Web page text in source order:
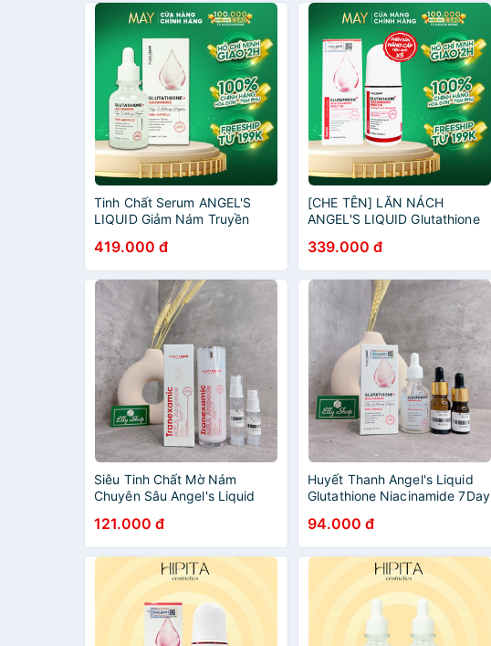
Tinh Chất Serum ANGEL'S
LIQUID Giảm Nám Truyền
Niacinamide 700V-Ampoule
30ml
419.000 đ
[CHE TÊN] LĂN NÁCH
ANGEL'S LIQUID Glutathione
Deodorant Mờ Thâm, Dưỡng
Trắng Da 60ml
339.000 đ
Siêu Tinh Chất Mờ Nám
Chuyên Sâu Angel's Liquid
Ampoule 30ml
121.000 đ
Huyết Thanh Angel's Liquid
Glutathione Niacinamide 7Day
Ampoule - 30ml
94.000 đ